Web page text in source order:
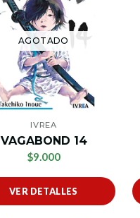
AGOTADO
IVREA
VAGABOND 14
$9.000
VER DETALLES